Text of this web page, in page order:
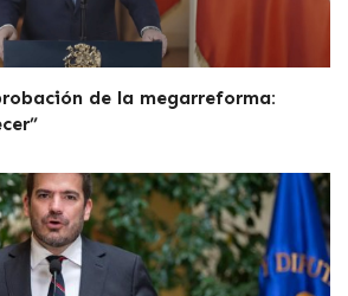
de la megarreforma: